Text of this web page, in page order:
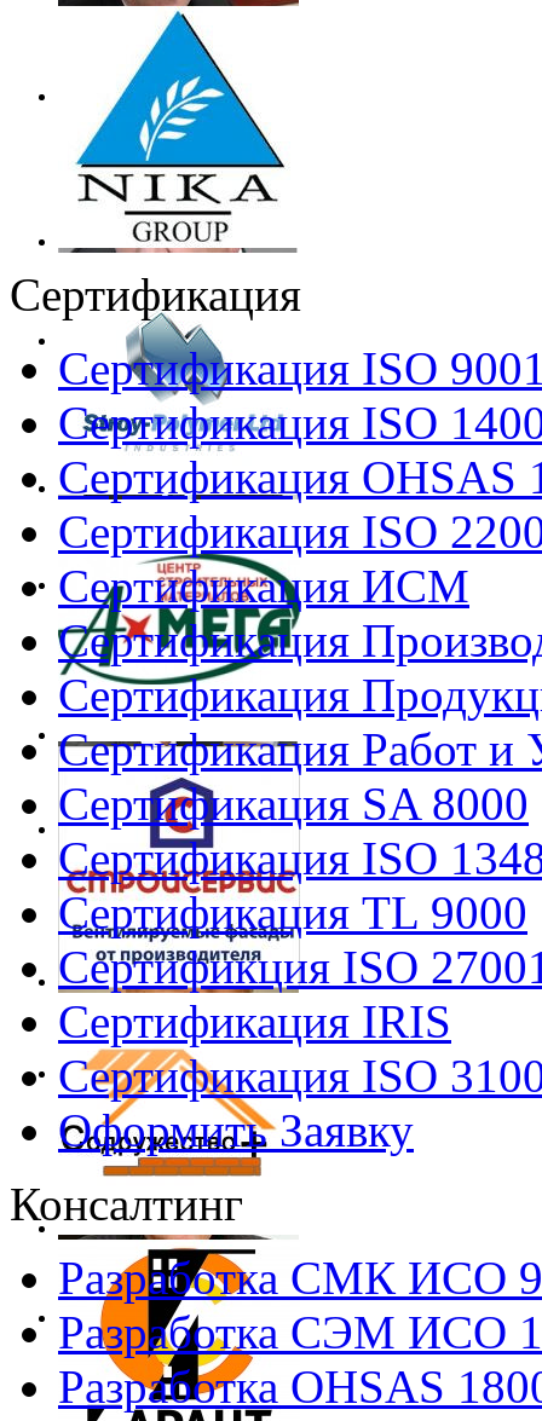
Сертификация
Сертификация ISO
Сертификация ISO
Сертификация OHSAS
Сертификация ISO
Сертификация ИСМ
Сертификация
Сертификация
Сертификация Работ и
Сертификация SA 8000
Сертификация ISO
Сертификация TL 9000
Сертификция ISO
Сертификация IRIS
Сертификация ISO
Оформить Заявку
Консалтинг
Разработка СМК ИСО
Разработка СЭМ ИСО
Разработка OHSAS